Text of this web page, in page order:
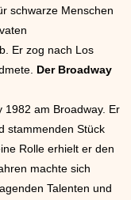
schwarze Menschen
Er zog nach Los
Der Broadway
1982 am Broadway. Er
stammenden Stück
Rolle erhielt er den
machte sich
Talenten und